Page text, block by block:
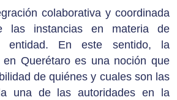
colaborativa y coordinada
las instancias en materia de
entidad. En este sentido, la
en Querétaro es una noción que
de quiénes y cuales son las
una de las autoridades en la